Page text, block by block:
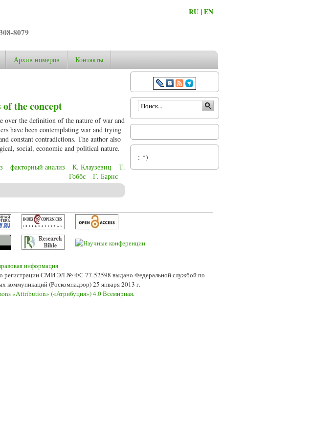
8079
RU |EN
Архив номеров Контакты
the concept
over the definition of the nature of war and
have been contemplating war and trying
constant contradictions. The author also
social, economic and political nature.
факторный анализ К. Клаузевиц
Т.
Гоббс
Г. Барнс
Форма поиска
:-*)
информация
регистрации СМИ ЭЛ № ФС 77-52598 выдано Федеральной службой по
коммуникаций (Роскомнадзор) 25 января 2013 г.
«Attribution» («Атрибуция») 4.0 Всемирная.